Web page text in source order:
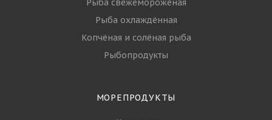
О компании
Контакты
Партнеры
Стать партнёром
Политика